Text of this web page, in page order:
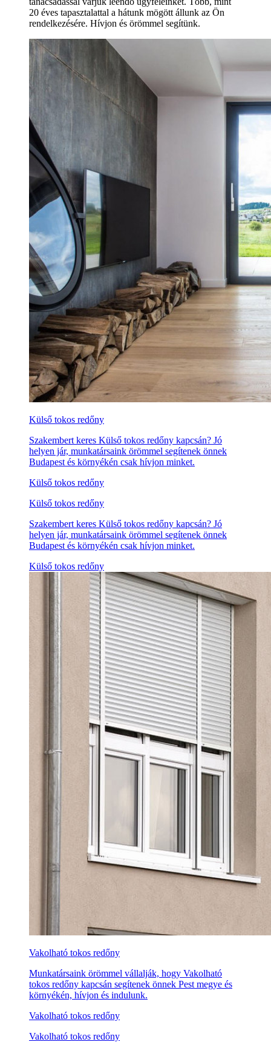
20 éves tapasztalattal a hátunk mögött állunk az Ön
rendelkezésére. Hívjon és örömmel segítünk.
Külső tokos redőny
Szakembert keres Külső tokos redőny kapcsán? Jó
helyen jár, munkatársaink örömmel segítenek önnek
Budapest és környékén csak hívjon minket.
Külső tokos redőny
Külső tokos redőny
Szakembert keres Külső tokos redőny kapcsán? Jó
helyen jár, munkatársaink örömmel segítenek önnek
Budapest és környékén csak hívjon minket.
Külső tokos redőny
Vakolható tokos redőny
Munkatársaink örömmel vállalják, hogy Vakolható
tokos redőny kapcsán segítenek önnek Pest megye és
környékén, hívjon és indulunk.
Vakolható tokos redőny
Vakolható tokos redőny